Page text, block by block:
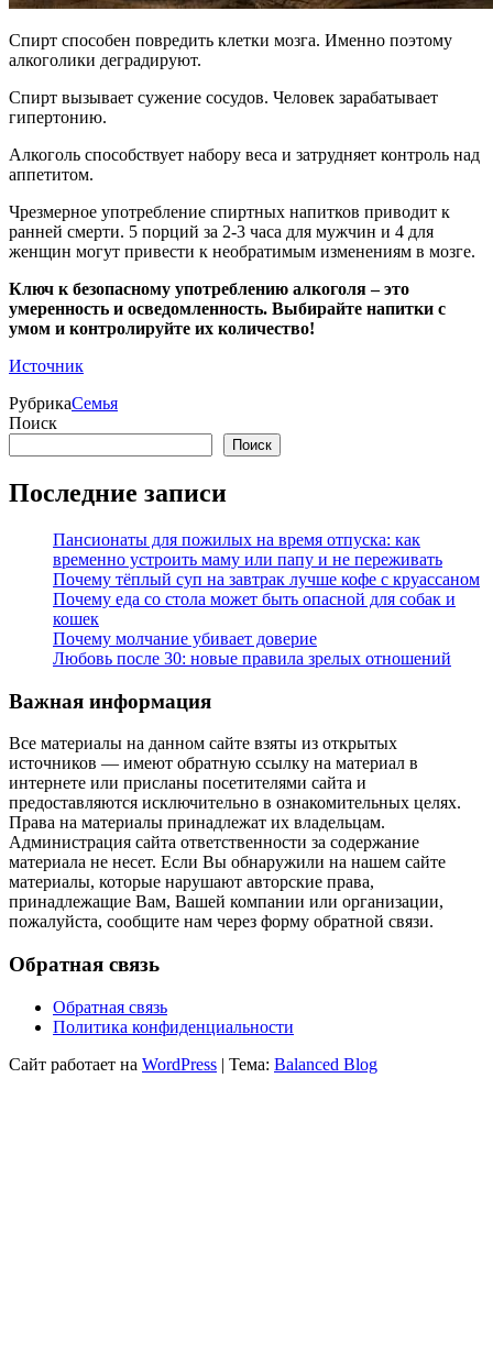
Спирт способен повредить клетки мозга. Именно поэтому
алкоголики деградируют.
Спирт вызывает сужение сосудов. Человек зарабатывает
гипертонию.
Алкоголь способствует набору веса и затрудняет контроль над
аппетитом.
Чрезмерное употребление спиртных напитков приводит к
ранней смерти. 5 порций за 2-3 часа для мужчин и 4 для
женщин могут привести к необратимым изменениям в мозге.
Ключ к безопасному употреблению алкоголя – это
умеренность и осведомленность. Выбирайте напитки с
умом и контролируйте их количество!
Источник
РубрикаСемья
Поиск
Поиск
Последние записи
Пансионаты для пожилых на время отпуска: как
временно устроить маму или папу и не переживать
Почему тёплый суп на завтрак лучше кофе с круассаном
Почему еда со стола может быть опасной для собак и
кошек
Почему молчание убивает доверие
Любовь после 30: новые правила зрелых отношений
Важная информация
Все материалы на данном сайте взяты из открытых
источников — имеют обратную ссылку на материал в
интернете или присланы посетителями сайта и
предоставляются исключительно в ознакомительных целях.
Права на материалы принадлежат их владельцам.
Администрация сайта ответственности за содержание
материала не несет. Если Вы обнаружили на нашем сайте
материалы, которые нарушают авторские права,
принадлежащие Вам, Вашей компании или организации,
пожалуйста, сообщите нам через форму обратной связи.
Обратная связь
Обратная связь
Политика конфиденциальности
Сайт работает на WordPress | Тема: Balanced Blog